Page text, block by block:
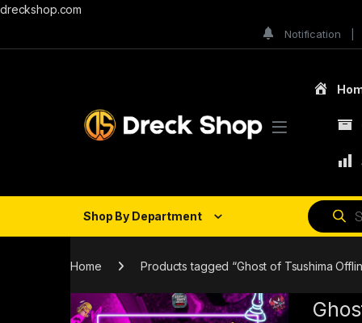
dreckshop.com
Notification
Shop By Department
Home Products tagged “Ghost of Tsushima